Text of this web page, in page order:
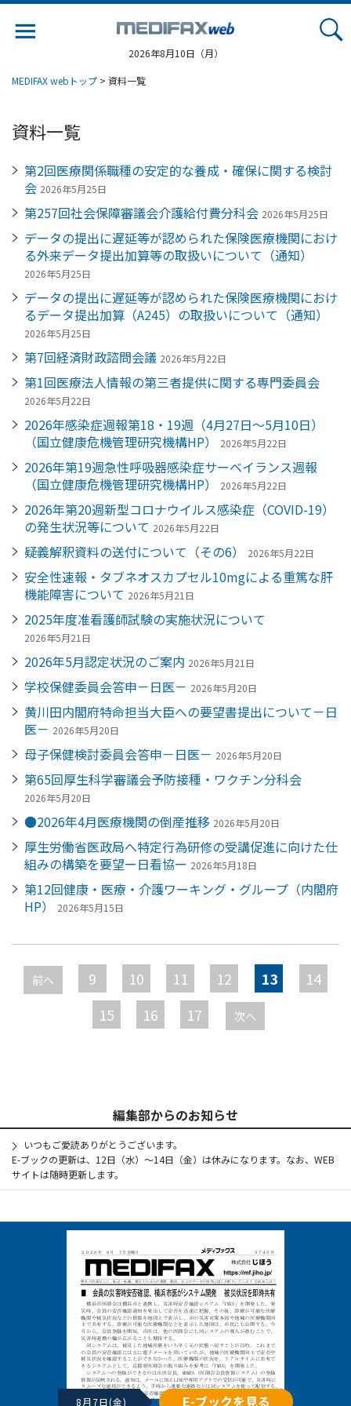
2026年8月10日（月）
MEDIFAX webトップ > 資料一覧
資料一覧
第2回医療関係職種の安定的な養成・確保に関する検討
会 2026年5月25日
第257回社会保障審議会介護給付費分科会 2026年5月25日
データの提出に遅延等が認められた保険医療機関におけ
る外来データ提出加算等の取扱いについて（通知）
2026年5月25日
データの提出に遅延等が認められた保険医療機関におけ
るデータ提出加算（A245）の取扱いについて（通知）
2026年5月25日
第7回経済財政諮問会議 2026年5月22日
第1回医療法人情報の第三者提供に関する専門委員会
2026年5月22日
2026年感染症週報第18・19週（4月27日～5月10日）
（国立健康危機管理研究機構HP）
2026年5月22日
2026年第19週急性呼吸器感染症サーベイランス週報
（国立健康危機管理研究機構HP）
2026年5月22日
2026年第20週新型コロナウイルス感染症（COVID-19）
の発生状況等について 2026年5月22日
疑義解釈資料の送付について（その6） 2026年5月22日
安全性速報・タブネオスカプセル10mgによる重篤な肝
機能障害について 2026年5月21日
2025年度准看護師試験の実施状況について
2026年5月21日
2026年5月認定状況のご案内 2026年5月21日
学校保健委員会答申－日医－ 2026年5月20日
黄川田内閣府特命担当大臣への要望書提出について－日
医－ 2026年5月20日
母子保健検討委員会答申－日医－ 2026年5月20日
第65回厚生科学審議会予防接種・ワクチン分科会
2026年5月20日
●2026年4月医療機関の倒産推移 2026年5月20日
厚生労働省医政局へ特定行為研修の受講促進に向けた仕
組みの構築を要望ー日看協ー 2026年5月18日
第12回健康・医療・介護ワーキング・グループ（内閣府
HP）
2026年5月15日
ペ
ー
ジ
前へ 9 10 11 12 13
14
15
16 17 次へ
編集部からのお知らせ
いつもご愛読ありがとうございます。
E-ブックの更新は、12日（水）～14日（金）は休みになります。なお、WEB
サイトは随時更新します。
8月7日(金) E-ブックを見る